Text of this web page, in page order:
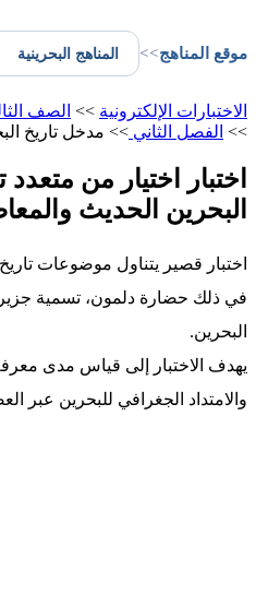
موقع المناهج>>
الاختبارات الإلكترونية >> الصف
>> الفصل الثاني >> مدخل تاريخ
اختبار اختيار من
البحرين الحديث
اختبار قصير يتناول موضوعات تاريخ
في ذلك حضارة دلمون، تسمية
البحرين.
يهدف الاختبار إلى قياس مدى
والامتداد الجغرافي للبحرين عبر